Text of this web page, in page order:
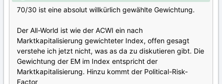
70/30 ist eine absolut willkürlich gewählte Gewichtung.
Der All-World ist wie der ACWI ein nach
Marktkapitalisierung gewichteter Index, offen gesagt
verstehe ich jetzt nicht, was as da zu diskutieren gibt. Die
Gewichtung der EM im Index entspricht der
Marktkapitalisierung. Hinzu kommt der Political-Risk-
Factor